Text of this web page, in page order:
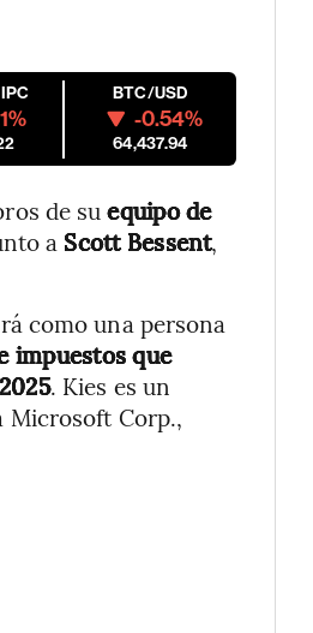
BTC/USD
-0.54%
64,437.94
de suequipo de
a Scott Bessent,
como una persona
impuestos que
. Kies es un
Microsoft Corp.,